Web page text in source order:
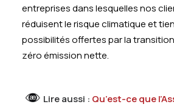
entreprises dans lesquelles nos
réduisent le risque climatique et
possibilités offertes par la
zéro émission nette.
Lire aussi : Qu’est-ce que